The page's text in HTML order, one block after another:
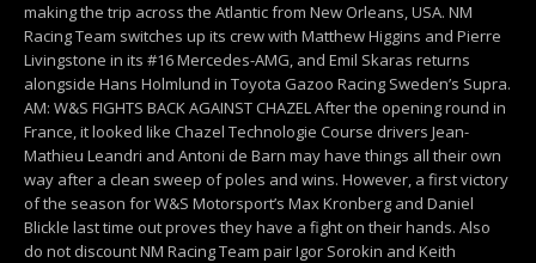
making the trip across the Atlantic from New Orleans, USA. NM
Racing Team switches up its crew with Matthew Higgins and Pierre
Livingstone in its #16 Mercedes-AMG, and Emil Skaras returns
alongside Hans Holmlund in Toyota Gazoo Racing Sweden’s Supra.
AM: W&S FIGHTS BACK AGAINST CHAZEL After the opening round in
France, it looked like Chazel Technologie Course drivers Jean-
Mathieu Leandri and Antoni de Barn may have things all their own
way after a clean sweep of poles and wins. However, a first victory
of the season for W&S Motorsport’s Max Kronberg and Daniel
Blickle last time out proves they have a fight on their hands. Also
do not discount NM Racing Team pair Igor Sorokin and Keith